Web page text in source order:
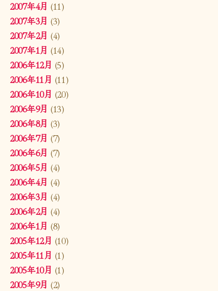
2007年4月 (11)
2007年3月 (3)
2007年2月 (4)
2007年1月 (14)
2006年12月 (5)
2006年11月 (11)
2006年10月 (20)
2006年9月 (13)
2006年8月 (3)
2006年7月 (7)
2006年6月 (7)
2006年5月 (4)
2006年4月 (4)
2006年3月 (4)
2006年2月 (4)
2006年1月 (8)
2005年12月 (10)
2005年11月 (1)
2005年10月 (1)
2005年9月 (2)